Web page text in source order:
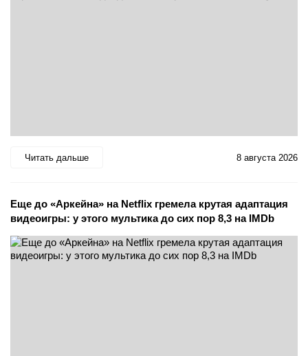
Читать дальше 8 августа 2026
Еще до «Аркейна» на Netflix гремела крутая адаптация
видеоигры: у этого мультика до сих пор 8,3 на IMDb